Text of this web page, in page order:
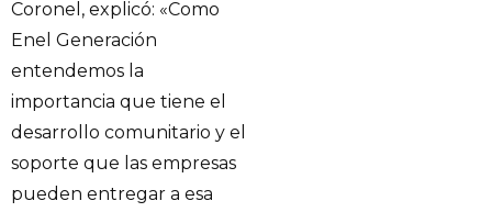
Coronel, explicó: «Como
Enel Generación
entendemos la
importancia que tiene el
desarrollo comunitario y el
soporte que las empresas
pueden entregar a esa